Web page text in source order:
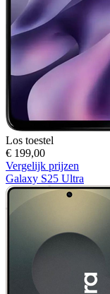
Los toestel
€ 199,00
Vergelijk prijzen
Galaxy S25 Ultra